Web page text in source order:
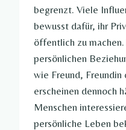
begrenzt. Viele
bewusst dafür, ihr
öffentlich zu
persönlichen
wie Freund,
erscheinen dennoch
Menschen
persönliche Leben